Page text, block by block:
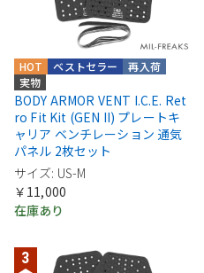
実物
再入荷
ベストセラー
HOT
BODY ARMOR VENT I.C.E. Ret
ro Fit Kit (GEN II) プレートキ
ャリア ベンチレーション 通気
パネル 2枚セット
サイズ: US-M
￥11,000
在庫あり